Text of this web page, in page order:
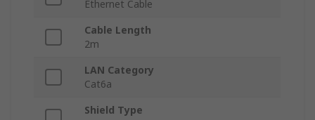
Ethernet Cable
Cable Length
2m
LAN Category
Cat6a
Shield Type